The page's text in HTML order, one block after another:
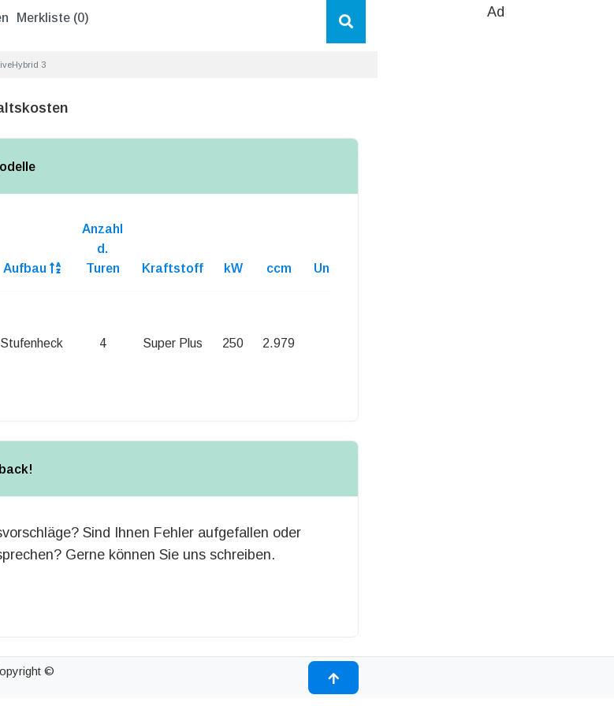
Merkliste (0) Ad
3
Aufbau
Anzahl
d.
Turen
Kraftstoff kW ccm Unterhaltskosten
Stufenheck 4 Super Plus 250 2.979
Sind Ihnen Fehler aufgefallen oder
Gerne können Sie uns schreiben.
©